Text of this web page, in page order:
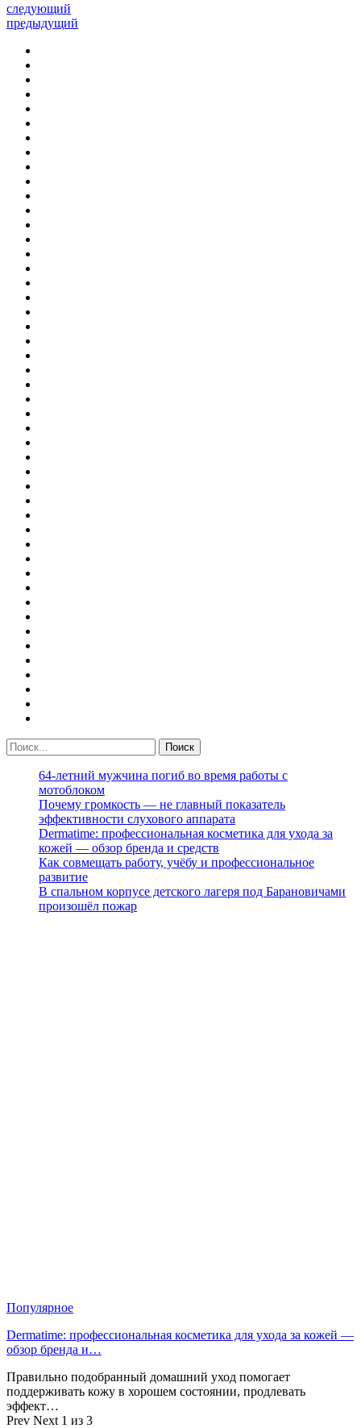
следующий
предыдущий
64-летний мужчина погиб во время работы с
мотоблоком
Почему громкость — не главный показатель
эффективности слухового аппарата
Dermatime: профессиональная косметика для ухода за
кожей — обзор бренда и средств
Как совмещать работу, учёбу и профессиональное
развитие
В спальном корпусе детского лагеря под Барановичами
произошёл пожар
Популярное
Dermatime: профессиональная косметика для ухода за кожей —
обзор бренда и…
Правильно подобранный домашний уход помогает
поддерживать кожу в хорошем состоянии, продлевать
эффект…
Prev Next 1 из 3